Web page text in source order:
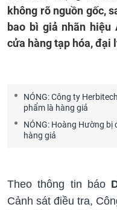
không rõ nguồn gốc,
bao bì giả nhãn
cửa hàng tạp hóa, đại
NÓNG: Công ty
phẩm là hàng giả
NÓNG: Hoàng Hường bị
hàng giả
Theo thông tin báo
Cảnh sát điều tra,